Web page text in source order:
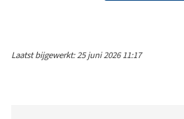
Laatst bijgewerkt: 25 juni 2026 11:17